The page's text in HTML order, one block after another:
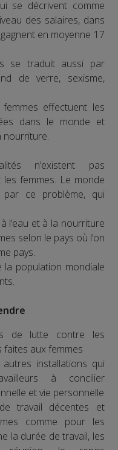
se décrivent comme
des salaires, dans
en moyenne 17
se traduit aussi par
de verre, sexisme,
effectuent les
dans le monde et
nourriture.
n’existent pas
femmes. Le monde
ce problème, qui
l’eau et à la nourriture
selon le pays où l’on
pays.
la population mondiale
de lutte contre les
faites aux femmes
installations qui
à concilier
et vie personnelle
travail décentes et
comme pour les
la durée de travail, les